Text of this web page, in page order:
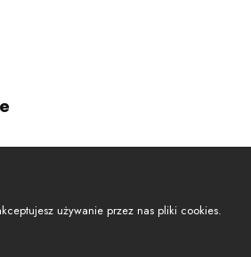
używanie przez nas pliki cookies.